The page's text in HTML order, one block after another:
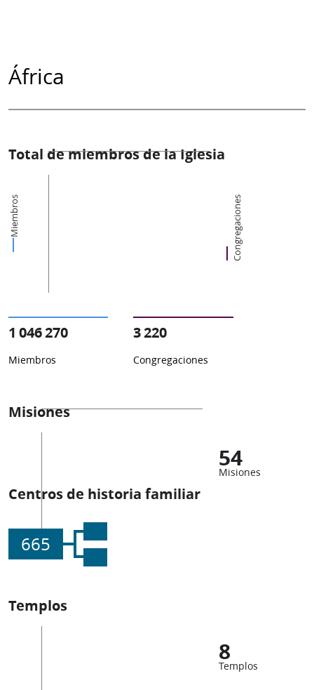
África
Total de miembros de la Iglesia
Miembros Congregaciones
1 046 270
Miembros
3 220
Congregaciones
Misiones
54
Misiones
Centros de historia familiar
665
Templos
8
Templos